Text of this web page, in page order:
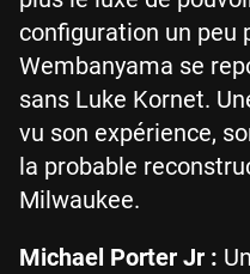
configuration un peu
Wembanyama se
sans Luke Kornet.
vu son expérience,
la probable
Milwaukee.
Michael Porter Jr :